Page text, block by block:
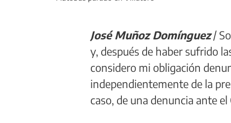
José Muñoz Domínguez/
y, después de haber sufrido
considero mi obligación
independientemente de la
caso, de una denuncia ante